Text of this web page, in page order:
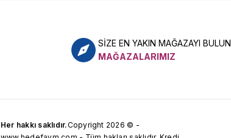
SİZE EN YAKIN MAĞAZAYI BULUN
MAĞAZALARIMIZ
Her hakkı saklıdır.Copyright 2026 © -